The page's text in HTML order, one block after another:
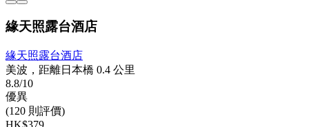
緣天照露台酒店
緣天照露台酒店
美波，距離日本橋 0.4 公里
8.8/10
優異
(120 則評價)
HK$379